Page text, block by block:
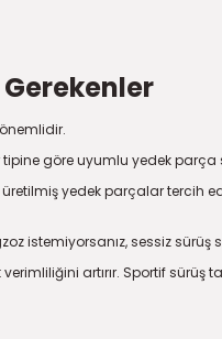
Gerekenler
göre uyumlu yedek
üretilmiş yedek parçalar
istemiyorsanız, sessiz
artırır. Sportif sürüş